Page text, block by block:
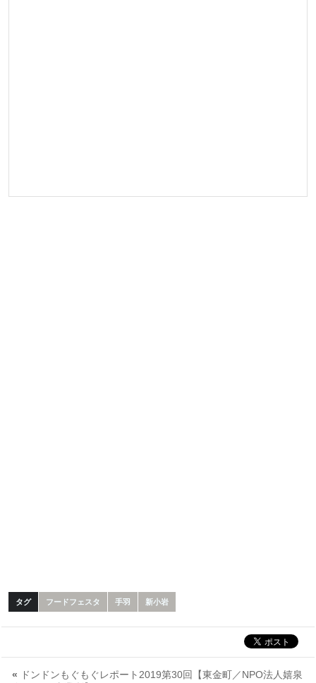
タグ フードフェスタ 手羽 新小岩
« ドンドンもぐもぐレポート2019第30回【東金町／NPO法人嬉泉